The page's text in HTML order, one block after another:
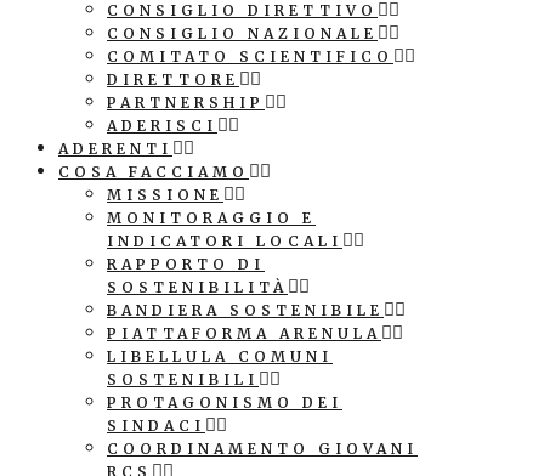
CONSIGLIO DIRETTIVO
CONSIGLIO NAZIONALE
COMITATO SCIENTIFICO
DIRETTORE
PARTNERSHIP
ADERISCI
ADERENTI
COSA FACCIAMO
MISSIONE
MONITORAGGIO E
INDICATORI LOCALI
RAPPORTO DI
SOSTENIBILITÀ
BANDIERA SOSTENIBILE
PIATTAFORMA ARENULA
LIBELLULA COMUNI
SOSTENIBILI
PROTAGONISMO DEI
SINDACI
COORDINAMENTO GIOVANI
RCS